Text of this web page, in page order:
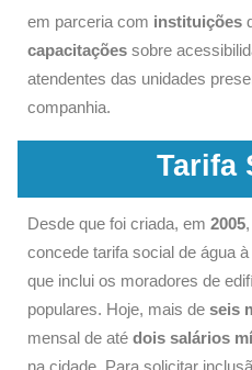
em parceria com instituições
capacitações sobre
atendentes das unidades
companhia.
Tarifa
Desde que foi criada, em 2005
concede tarifa social de água
que inclui os moradores de
populares. Hoje, mais de seis
mensal de até dois salários
na cidade. Para solicitar